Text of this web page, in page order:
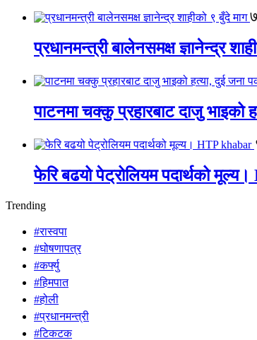
७
प्रधानमन्त्री बालेनसमक्ष ज्ञानेन्द्र
पाटनमा चक्कु प्रहारबाट दाजु भाइको
फेरि बढयो पेट्रोलियम पदार्थको
Trending
#रास्वपा
#घोषणापत्र
#कर्फ्यु
#हिमपात
#होली
#प्रधानमन्त्री
#टिकटक